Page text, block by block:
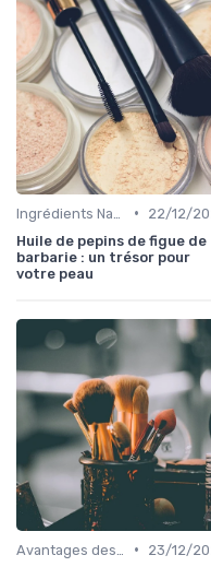
•
22/12/
Huile de pepins de figue de
barbarie : un trésor pour
votre peau
•
23/12/